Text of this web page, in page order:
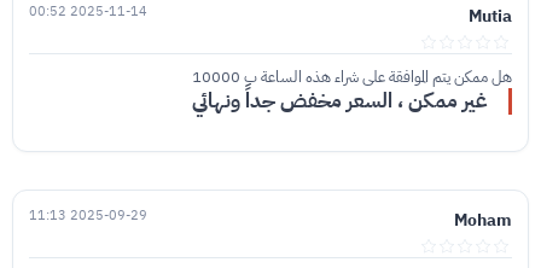
Mutia
2025-11-14 00:52
هل ممكن يتم الموافقة على شراء هذه الساعة ب 10000
غير ممكن ، السعر مخفض جداً ونهائي
Moham
2025-09-29 11:13